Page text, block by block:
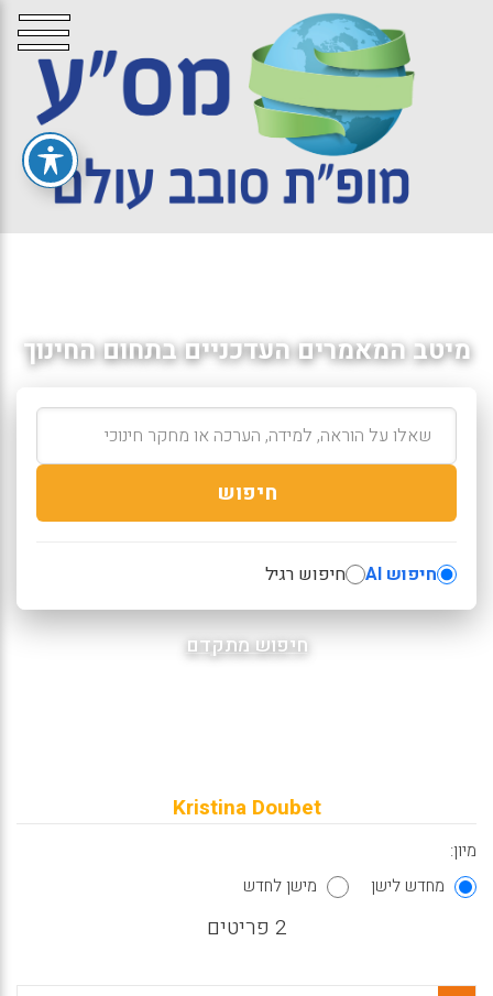
מיטב המאמרים העדכניים בתחום החינוך
חיפוש
חיפוש AI חיפוש רגיל
חיפוש מתקדם
Kristina Doubet
מיון:
מחדש לישן
מישן לחדש
2 פריטים